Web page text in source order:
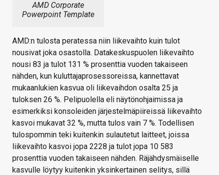
AMD Corporate
Powerpoint Template
AMD:n tulosta peratessa niin liikevaihto kuin tulot
nousivat joka osastolla. Datakeskuspuolen liikevaihto
nousi 83 ja tulot 131 % prosenttia vuoden takaiseen
nähden, kun kuluttajaprosessoreissa, kannettavat
mukaanlukien kasvua oli liikevaihdon osalta 25 ja
tuloksen 26 %. Pelipuolella eli näytönohjaimissa ja
esimerkiksi konsoleiden järjestelmäpiireissä liikevaihto
kasvoi mukavat 32 %, mutta tulos vain 7 %. Todellisen
tulospommin teki kuitenkin sulautetut laitteet, joissa
liikevaihto kasvoi jopa 2228 ja tulot jopa 10 583
prosenttia vuoden takaiseen nähden. Räjähdysmäiselle
kasvulle löytyy kuitenkin yksinkertainen selitys, sillä